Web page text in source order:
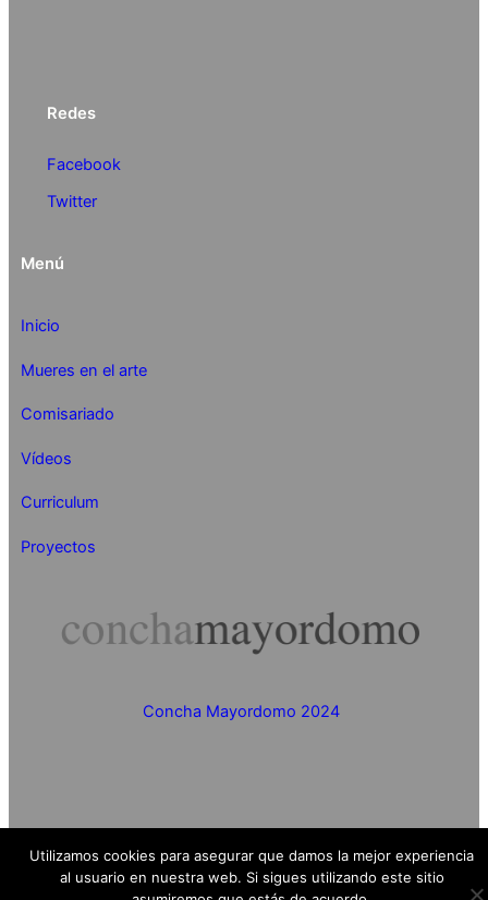
Redes
Facebook
Twitter
Menú
Inicio
Mueres en el arte
Comisariado
Vídeos
Curriculum
Proyectos
Concha Mayordomo 2024
Utilizamos cookies para asegurar que damos la mejor experiencia
al usuario en nuestra web. Si sigues utilizando este sitio